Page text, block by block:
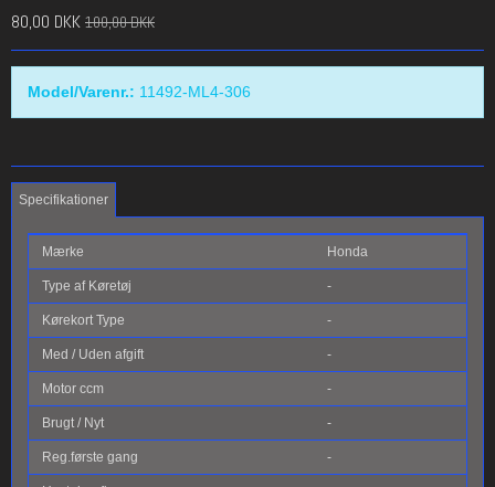
80,00 DKK 100,00 DKK
Model/Varenr.: 11492-ML4-306
Specifikationer
Mærke Honda
Type af Køretøj -
Kørekort Type -
Med / Uden afgift -
Motor ccm -
Brugt / Nyt -
Reg.første gang -